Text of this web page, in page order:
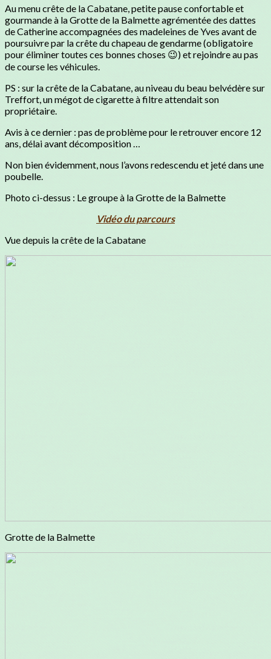
Au menu crête de la Cabatane, petite pause confortable et
gourmande à la Grotte de la Balmette agrémentée des dattes
de Catherine accompagnées des madeleines de Yves avant de
poursuivre par la crête du chapeau de gendarme (obligatoire
pour éliminer toutes ces bonnes choses 😉) et rejoindre au pas
de course les véhicules.
PS : sur la crête de la Cabatane, au niveau du beau belvédère sur
Treffort, un mégot de cigarette à filtre attendait son
propriétaire.
Avis à ce dernier : pas de problème pour le retrouver encore 12
ans, délai avant décomposition …
Non bien évidemment, nous l’avons redescendu et jeté dans une
poubelle.
Photo ci-dessus : Le groupe à la Grotte de la Balmette
Vidéo du parcours
Vue depuis la crête de la Cabatane
Grotte de la Balmette